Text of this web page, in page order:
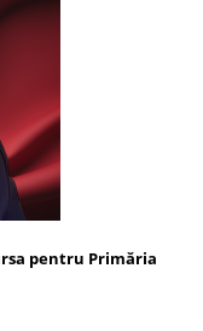
pentru Primăria